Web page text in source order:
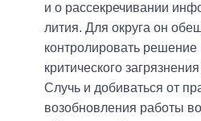
и о рассекречивании
лития. Для округа он
контролировать
критического
Случь и добиваться от
возобновления работы